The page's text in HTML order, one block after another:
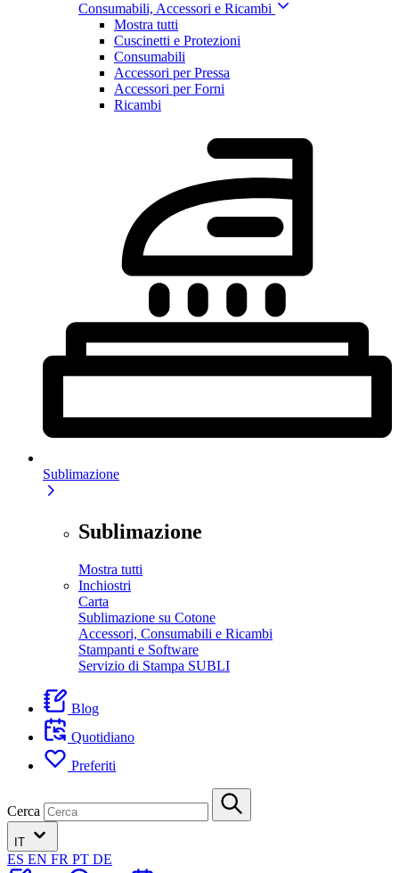
Consumabili, Accessori e Ricambi
Mostra tutti
Cuscinetti e Protezioni
Consumabili
Accessori per Pressa
Accessori per Forni
Ricambi
Sublimazione
Sublimazione
Mostra tutti
Inchiostri
Carta
Sublimazione su Cotone
Accessori, Consumabili e Ricambi
Stampanti e Software
Servizio di Stampa SUBLI
Blog
Quotidiano
Preferiti
Cerca
IT
ES EN FR PT DE